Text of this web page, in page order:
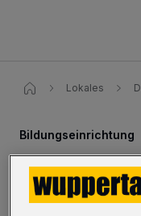
Lokales
Bildungseinrichtung